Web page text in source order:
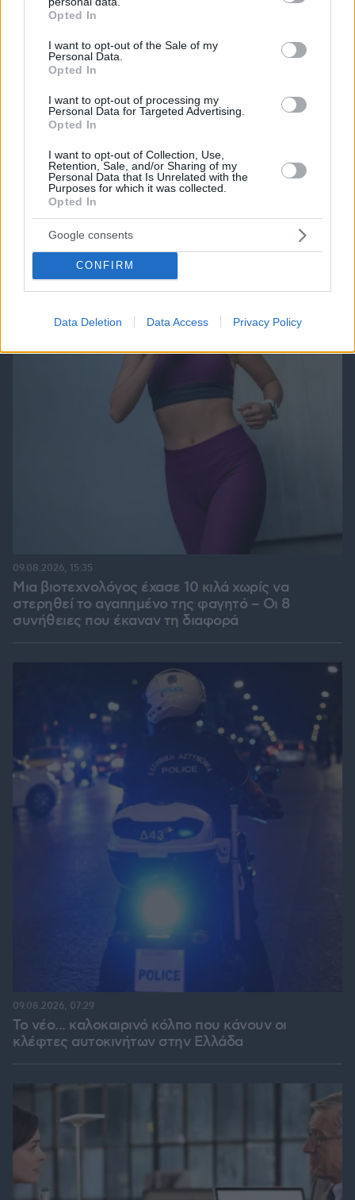
grant or deny consent to Google and its third-party tags to
use your data for below specified purposes in below Google
consent section.
Opted In
I want to opt-out of the Sale of my
Personal Data.
Opted In
I want to opt-out of processing my
Personal Data for Targeted Advertising.
Opted In
I want to opt-out of Collection, Use,
Retention, Sale, and/or Sharing of my
Personal Data that Is Unrelated with the
Purposes for which it was collected.
Opted In
Google consents
CONFIRM
Data Deletion Data Access Privacy Policy
Cut The Rope Northern Heights Candy
ΔΕΙΤΕ ΟΛΑ ΤΑ GAMES
Best of Network
Μια βιοτεχνολόγος έχασε 10 κιλά χωρίς να
στερηθεί το αγαπημένο της φαγητό – Οι 8
συνήθειες που έκαναν τη διαφορά
09.08.2026, 15:35
Το νέο... καλοκαιρινό κόλπο που κάνουν οι
κλέφτες αυτοκινήτων στην Ελλάδα
09.08.2026, 07:29